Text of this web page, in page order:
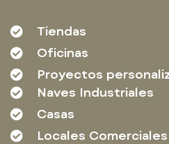
Tiendas
Oficinas
Proyectos
Naves Industriales
Casas
Locales Comerciales